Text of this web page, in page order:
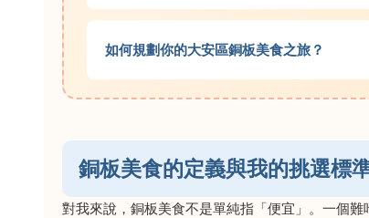
如何規劃你的大安區銅板美食之旅？
銅板美食的定義與我的挑選標
對我來說，銅板美食不是單純指「便宜」。一個